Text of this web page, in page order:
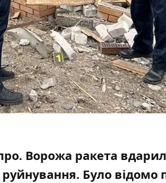
Ворожа ракета
Було відомо